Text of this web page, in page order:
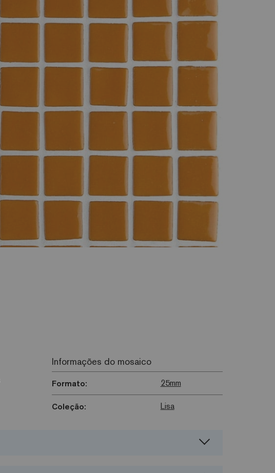
Informações do mosaico
Formato: 25mm
Coleção: Lisa